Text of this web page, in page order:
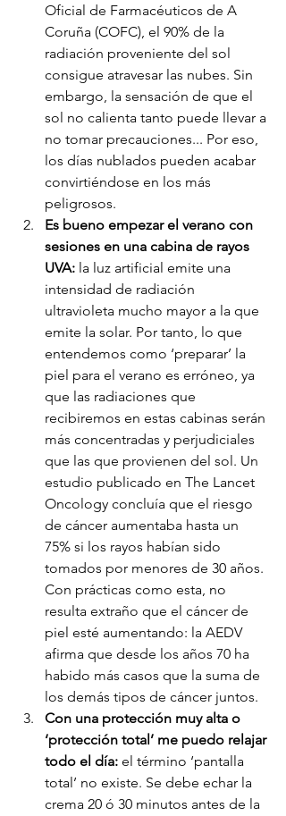
Oficial de Farmacéuticos de A
Coruña (COFC), el 90% de la
radiación proveniente del sol
consigue atravesar las nubes. Sin
embargo, la sensación de que el
sol no calienta tanto puede llevar a
no tomar precauciones... Por eso,
los días nublados pueden acabar
convirtiéndose en los más
peligrosos.
Es bueno empezar el verano con
sesiones en una cabina de rayos
UVA: la luz artificial emite una
intensidad de radiación
ultravioleta mucho mayor a la que
emite la solar. Por tanto, lo que
entendemos como ‘preparar’ la
piel para el verano es erróneo, ya
que las radiaciones que
recibiremos en estas cabinas serán
más concentradas y perjudiciales
que las que provienen del sol. Un
estudio publicado en The Lancet
Oncology concluía que el riesgo
de cáncer aumentaba hasta un
75% si los rayos habían sido
tomados por menores de 30 años.
Con prácticas como esta, no
resulta extraño que el cáncer de
piel esté aumentando: la AEDV
afirma que desde los años 70 ha
habido más casos que la suma de
los demás tipos de cáncer juntos.
Con una protección muy alta o
‘protección total’ me puedo relajar
todo el día: el término ‘pantalla
total’ no existe. Se debe echar la
crema 20 ó 30 minutos antes de la